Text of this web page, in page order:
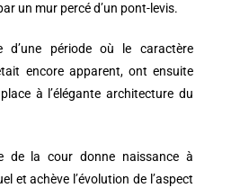
un mur percé d’un pont-levis.
d’une période où le caractère
encore apparent, ont ensuite
à l’élégante architecture du
de la cour donne naissance à
et achève l’évolution de l’aspect